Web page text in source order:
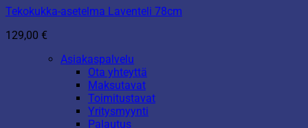
Tekokukka-asetelma Laventeli 78cm
129,00 €
Asiakaspalvelu
Ota yhteyttä
Maksutavat
Toimitustavat
Yritysmyynti
Palautus